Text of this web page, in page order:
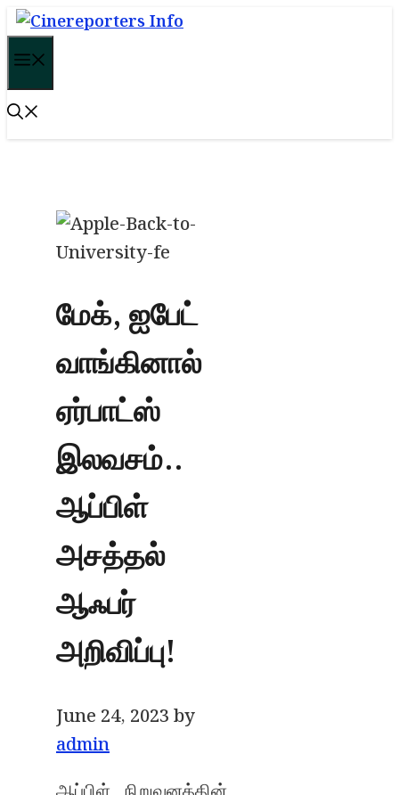
Skip
to
மேக், ஐபேட்
வாங்கினால்
ஏர்பாட்ஸ்
இலவசம்..
ஆப்பிள்
அசத்தல்
ஆஃபர்
அறிவிப்பு!
June 24, 2023by
admin